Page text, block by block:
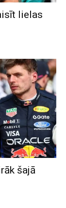
lielas
šajā